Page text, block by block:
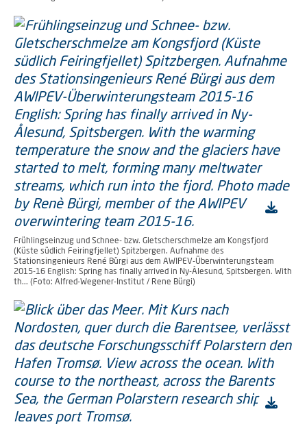
Frühlingseinzug und Schnee- bzw. Gletscherschmelze am Kongsfjord
(Küste südlich Feiringfjellet) Spitzbergen. Aufnahme des
Stationsingenieurs René Bürgi aus dem AWIPEV-Überwinterungsteam
2015-16 English: Spring has finally arrived in Ny-Ålesund, Spitsbergen. With
th... (Foto: Alfred-Wegener-Institut / Rene Bürgi)